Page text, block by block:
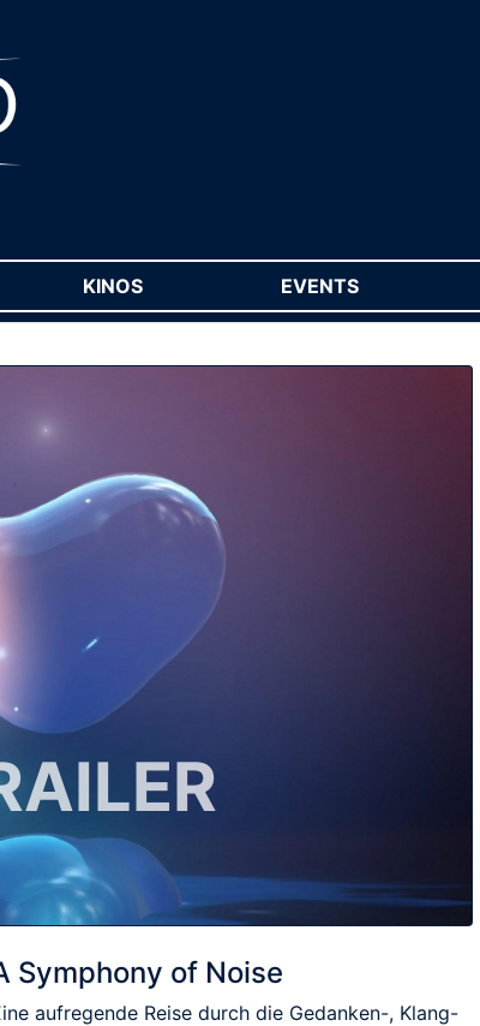
KINOS EVENTS
Symphony of Noise
aufregende Reise durch die Gedanken-, Klang-